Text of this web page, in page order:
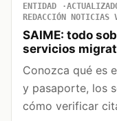
ENTIDAD
REDACCIÓN NOTICIAS
SAIME: todo
servicios
Conozca qué es
y pasaporte, los
cómo verificar